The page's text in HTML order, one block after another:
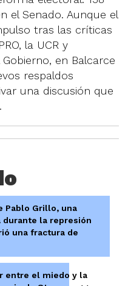
el Senado. Aunque el
tras las críticas
la UCR y
en Balcarce
respaldos
una discusión que
Pablo Grillo, una
la represión
una fractura de
entre el miedo y la